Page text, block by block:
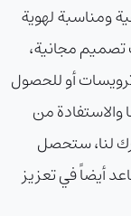
ومناسبة لهوية
تصميم مجانية،
أو للحصول
والاستفادة من
لنا، ستحصل
أيضاً في تعزيز